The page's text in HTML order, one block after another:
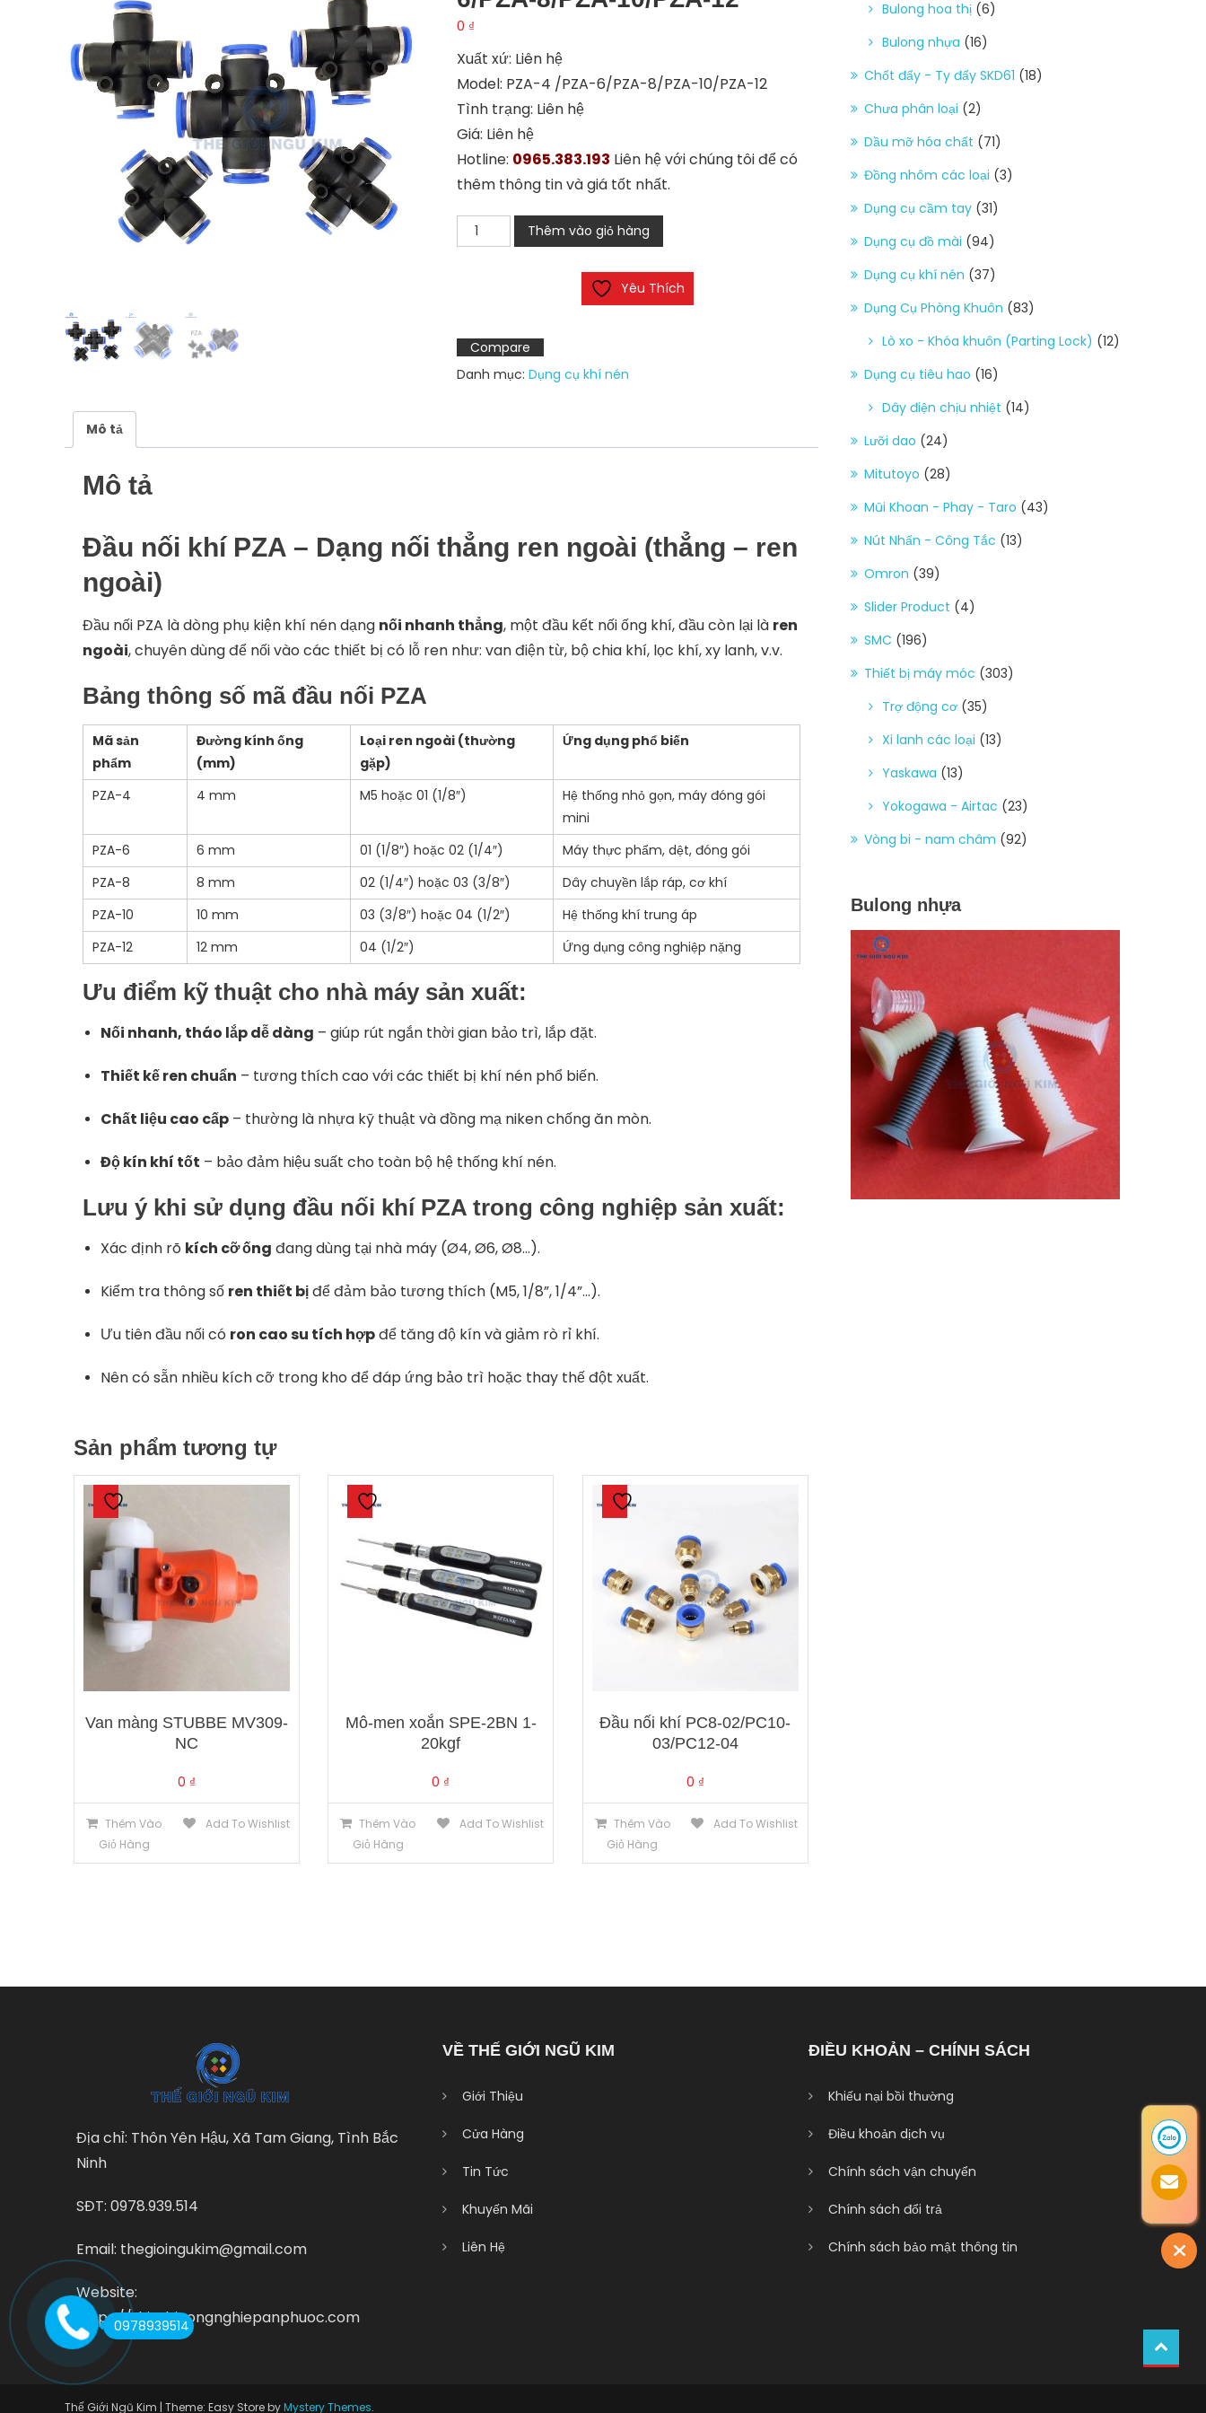
0 ₫
Xuất xứ: Liên hệ
Model: PZA-4 /PZA-6/PZA-8/PZA-10/PZA-12
Tình trạng: Liên hệ
Giá: Liên hệ
Hotline: 0965.383.193 Liên hệ với chúng tôi để có
thêm thông tin và giá tốt nhất.
Đầu
nối
/PZA-
6/PZA-
8/PZA-
số
Thêm vào giỏ hàng
Yêu Thích
Compare
Danh mục: Dụng cụ khí nén
Mô tả
Mô tả
Đầu nối khí PZA – Dạng nối thẳng ren ngoài (thẳng – ren
ngoài)
Đầu nối PZA là dòng phụ kiện khí nén dạng nối nhanh thẳng, một đầu kết nối ống khí, đầu còn lại là ren
ngoài, chuyên dùng để nối vào các thiết bị có lỗ ren như: van điện từ, bộ chia khí, lọc khí, xy lanh, v.v.
Bảng thông số mã đầu nối PZA
Mã sản
phẩm
Đường kính ống
(mm)
Loại ren ngoài (thường
gặp)
Ứng dụng phổ biến
PZA-4 4 mm M5 hoặc 01 (1/8″)
Hệ thống nhỏ gọn, máy đóng gói
mini
PZA-6
6 mm 01 (1/8″) hoặc 02 (1/4″)
Máy thực phẩm, dệt, đóng gói
PZA-8
8 mm 02 (1/4″) hoặc 03 (3/8″)
Dây chuyền lắp ráp, cơ khí
PZA-10
10 mm 03 (3/8″) hoặc 04 (1/2″)
Hệ thống khí trung áp
PZA-12
12 mm 04 (1/2″) Ứng dụng công nghiệp nặng
Ưu điểm kỹ thuật cho nhà máy sản xuất:
Nối nhanh, tháo lắp dễ dàng – giúp rút ngắn thời gian bảo trì, lắp đặt.
Thiết kế ren chuẩn – tương thích cao với các thiết bị khí nén phổ biến.
Chất liệu cao cấp – thường là nhựa kỹ thuật và đồng mạ niken chống ăn mòn.
Độ kín khí tốt – bảo đảm hiệu suất cho toàn bộ hệ thống khí nén.
Lưu ý khi sử dụng đầu nối khí PZA trong công nghiệp sản xuất:
Xác định rõ kích cỡ ống đang dùng tại nhà máy (Ø4, Ø6, Ø8…).
Kiểm tra thông số ren thiết bịđể đảm bảo tương thích (M5, 1/8”, 1/4”…).
Ưu tiên đầu nối có ron cao su tích hợpđể tăng độ kín và giảm rò rỉ khí.
Nên có sẵn nhiều kích cỡ trong kho để đáp ứng bảo trì hoặc thay thế đột xuất.
Sản phẩm tương tự
Van màng STUBBE MV309-
NC
0 ₫
Thêm Vào
Giỏ Hàng
Add To Wishlist
Mô-men xoắn SPE-2BN 1-
20kgf
0 ₫
Thêm Vào
Giỏ Hàng
Add To Wishlist
Đầu nối khí PC8-02/PC10-
03/PC12-04
0 ₫
Thêm Vào
Giỏ Hàng
Add To Wishlist
Bulong hoa thị (6)
Bulong nhựa (16)
Chốt đẩy - Ty đẩy SKD61 (18)
Chưa phân loại (2)
Dầu mỡ hóa chất (71)
Đồng nhôm các loại (3)
Dụng cụ cầm tay (31)
Dụng cụ đồ mài (94)
Dụng cụ khí nén (37)
Dụng Cụ Phòng Khuôn (83)
Lò xo - Khóa khuôn (Parting Lock) (12)
Dụng cụ tiêu hao (16)
Dây điện chịu nhiệt (14)
Lưỡi dao (24)
Mitutoyo (28)
Mũi Khoan - Phay - Taro (43)
Nút Nhấn - Công Tắc (13)
Omron (39)
Slider Product (4)
SMC (196)
Thiết bị máy móc (303)
Trợ động cơ (35)
Xi lanh các loại (13)
Yaskawa (13)
Yokogawa - Airtac (23)
Vòng bi - nam châm (92)
Bulong nhựa
Địa chỉ: Thôn Yên Hậu, Xã Tam Giang, Tình Bắc
Ninh
SĐT: 0978.939.514
Email: thegioingukim@gmail.com
Website:
https://thietbicongnghiepanphuoc.com
VỀ THẾ GIỚI NGŨ KIM
Giới Thiệu
Cửa Hàng
Tin Tức
Khuyến Mãi
Liên Hệ
ĐIỀU KHOẢN – CHÍNH SÁCH
Khiếu nại bồi thường
Điều khoản dịch vụ
Chính sách vận chuyển
Chính sách đổi trả
Chính sách bảo mật thông tin
Thế Giới Ngũ Kim | Theme: Easy Store byMystery Themes.
0978939514